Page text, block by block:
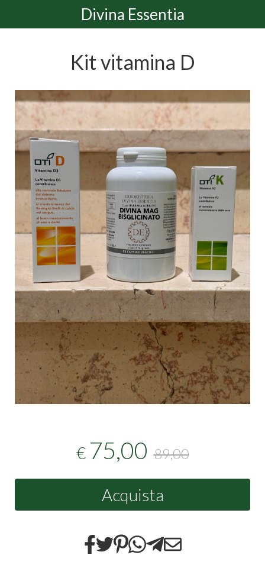
Divina Essentia
Kit vitamina D
€ 75,00 89,00
Acquista